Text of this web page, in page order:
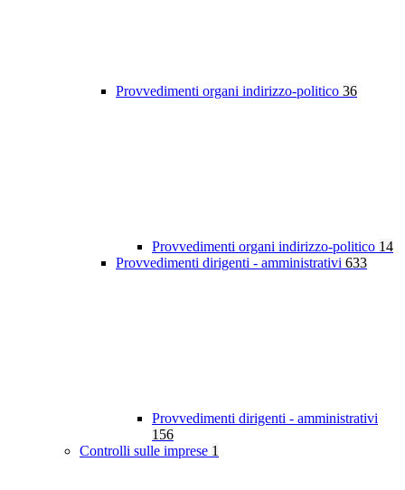
Provvedimenti organi indirizzo-politico 36
Provvedimenti organi indirizzo-politico 14
Provvedimenti dirigenti - amministrativi 633
Provvedimenti dirigenti - amministrativi
156
Controlli sulle imprese 1